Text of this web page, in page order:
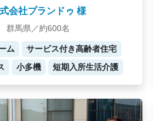
会社プランドゥ 様
群馬県／約600名
ム
サービス付き高齢者住宅
小多機 短期入所生活介護